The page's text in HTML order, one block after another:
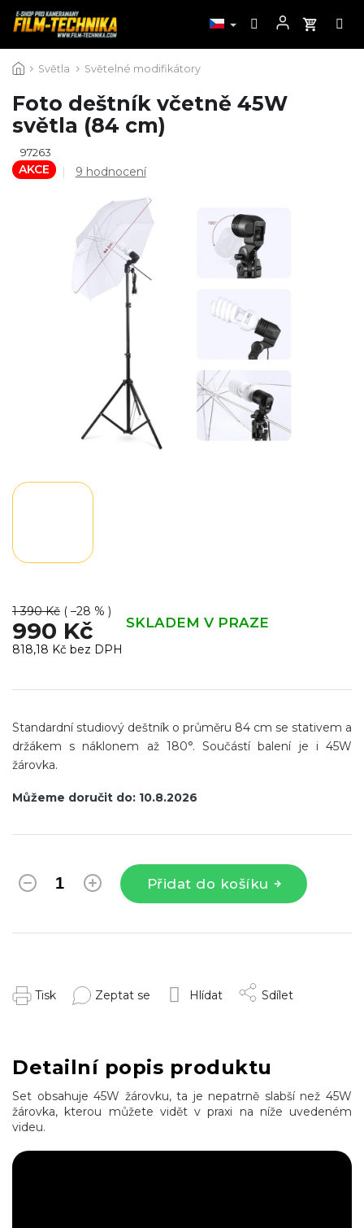
na
Světla Světelné modifikátory
Foto deštník včetně 45W
světla (84 cm)
97263
AKCE
Průměrné
produktu
4,3
z
hvězdiček.
9 hodnocení
1 390 Kč ( –28 % )
990 Kč SKLADEM V PRAZE
818,18 Kč bez DPH
cena:
Můžeme doručit do: 10.8.2026
Přidat do košíku
Standardní studiový deštník o průměru 84 cm se stativem a
držákem s náklonem až 180°. Součástí balení je i 45W
žárovka.
Tisk Zeptat se Hlídat Sdílet
Detailní popis produktu
Set obsahuje 45W žárovku, ta je nepatrně slabší než 45W
žárovka, kterou můžete vidět v praxi na níže uvedeném
videu.